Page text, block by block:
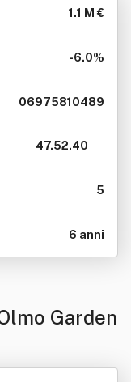
1.1 M €
-6.0%
06975810489
47.52.40
5
6 anni
Garden